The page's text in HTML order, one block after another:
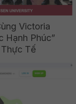
Victoria
Hạnh Phúc”
Tế